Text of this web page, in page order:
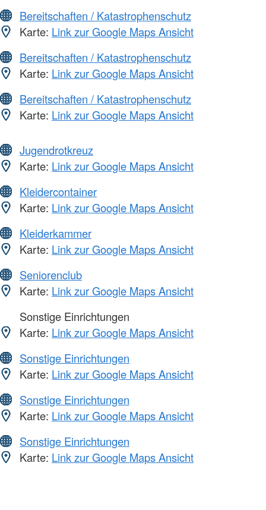
Bereitschaften / Katastrophenschutz
Karte: Link zur Google Maps Ansicht
Bereitschaften / Katastrophenschutz
Karte: Link zur Google Maps Ansicht
Bereitschaften / Katastrophenschutz
Karte: Link zur Google Maps Ansicht
Jugendrotkreuz
Karte: Link zur Google Maps Ansicht
Kleidercontainer
Karte: Link zur Google Maps Ansicht
Kleiderkammer
Karte: Link zur Google Maps Ansicht
Seniorenclub
Karte: Link zur Google Maps Ansicht
Sonstige Einrichtungen
Karte: Link zur Google Maps Ansicht
Sonstige Einrichtungen
Karte: Link zur Google Maps Ansicht
Sonstige Einrichtungen
Karte: Link zur Google Maps Ansicht
Sonstige Einrichtungen
Karte: Link zur Google Maps Ansicht